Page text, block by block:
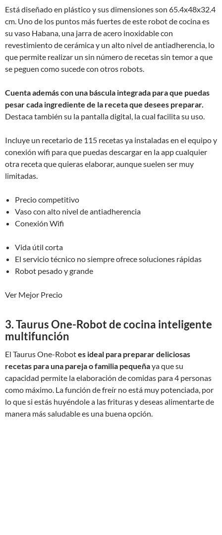
Está diseñado en plástico y sus dimensiones son 65.4x48x32.4
cm. Uno de los puntos más fuertes de este robot de cocina es
su vaso Habana, una jarra de acero inoxidable con
revestimiento de cerámica y un alto nivel de antiadherencia, lo
que permite realizar un sin número de recetas sin temor a que
se peguen como sucede con otros robots.
Cuenta además con una báscula integrada para que puedas
pesar cada ingrediente de la receta que desees preparar.
Destaca también su la pantalla digital, la cual facilita su uso.
Incluye un recetario de 115 recetas ya instaladas en el equipo y
conexión wifi para que puedas descargar en la app cualquier
otra receta que quieras elaborar, aunque suelen ser muy
limitadas.
Precio competitivo
Vaso con alto nivel de antiadherencia
Conexión Wifi
Vida útil corta
El servicio técnico no siempre ofrece soluciones rápidas
Robot pesado y grande
Ver Mejor Precio
3. Taurus One-Robot de cocina inteligente
multifunción
El Taurus One-Robotes ideal para preparar deliciosas
recetas para una pareja o familia pequeñaya que su
capacidad permite la elaboración de comidas para 4 personas
como máximo. La función de freír no está muy potenciada, por
lo que si estás huyéndole a las frituras y deseas alimentarte de
manera más saludable es una buena opción.